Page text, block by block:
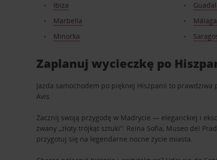
Ibiza
Marbella
Málaga
Minorka
Zaplanuj wycieczkę po
Jazda samochodem po pięknej Hiszpanii to
Avis.
Zacznij swoją przygodę w Madrycie — eleganckiej i
zwany „złoty trójkąt sztuki”: Reina Sofía, Museo del
przygotuj się na legendarne nocne życie miasta.